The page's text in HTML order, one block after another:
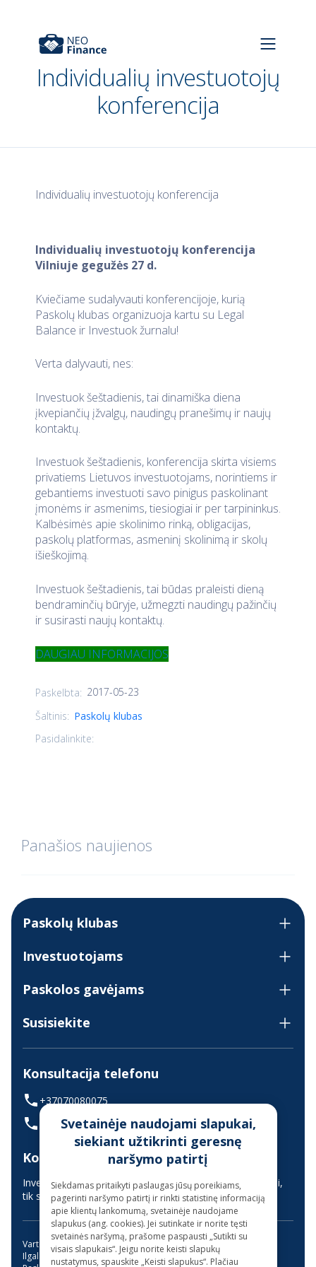
Individualių investuotojų
konferencija
Individualių investuotojų konferencija
Individualių investuotojų konferencija
Vilniuje gegužės 27 d.
Kviečiame sudalyvauti konferencijoje, kurią
Paskolų klubas organizuoja kartu su Legal
Balance ir Investuok žurnalu!
Verta dalyvauti, nes:
Investuok šeštadienis, tai dinamiška diena
įkvepiančių įžvalgų, naudingų pranešimų ir naujų
kontaktų.
Investuok šeštadienis, konferencija skirta visiems
privatiems Lietuvos investuotojams, norintiems ir
gebantiems investuoti savo pinigus paskolinant
įmonėms ir asmenims, tiesiogiai ir per tarpininkus.
Kalbėsimės apie skolinimo rinką, obligacijas,
paskolų platformas, asmeninį skolinimą ir skolų
išieškojimą.
Investuok šeštadienis, tai būdas praleisti dieną
bendraminčių būryje, užmegzti naudingų pažinčių
ir susirasti naujų kontaktų.
DAUGIAU INFORMACIJOS
Paskelbta: 2017-05-23
Šaltinis: Paskolų klubas
Pasidalinkite:
Panašios naujienos
Paskolų klubas
Investuotojams
Paskolos gavėjams
Susisiekite
Konsultacija telefonu
+37070080075
(skambinant iš užsienio +37068700300)
Konsultavimas gyvai
Investuotojų aptarnavimas vyksta nuotoliniu būdu (gyvai,
tik suderinus laiką iš anksto)
Vartojimo paskola
Kreditas internetu
Ilgalaikės paskolos be užstato
Mini paskola internetu
Svetainėje naudojami slapukai,
siekiant užtikrinti geresnę
naršymo patirtį
Siekdamas pritaikyti paslaugas jūsų poreikiams,
pagerinti naršymo patirtį ir rinkti statistinę informaciją
apie klientų lankomumą, svetainėje naudojame
slapukus (ang. cookies). Jei sutinkate ir norite tęsti
svetainės naršymą, prašome paspausti „Sutikti su
visais slapukais“. Jeigu norite keisti slapukų
nustatymus, spauskite „Keisti slapukus“. Plačiau